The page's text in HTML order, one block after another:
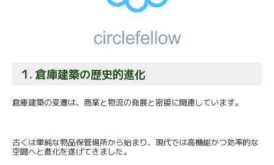
1. 倉庫建築の歴史的進化
倉庫建築の変遷は、商業と物流の発展と密接に関連しています。
古くは単純な物品保管場所から始まり、 現代では高機能かつ効率的な
空間へと進化を遂げてきました。